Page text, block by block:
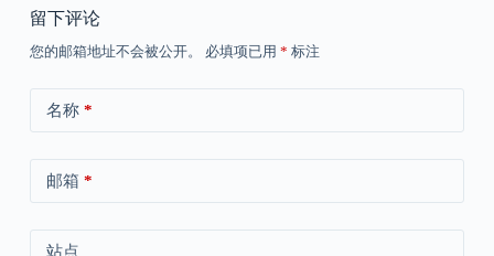
留下评论
您的邮箱地址不会被公开。 必填项已用 * 标注
名称*
邮箱 *
站点